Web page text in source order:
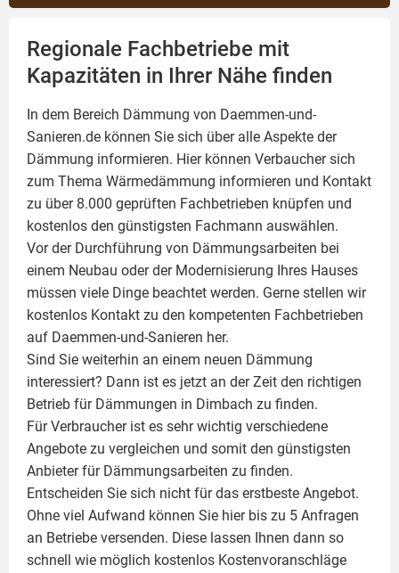
Regionale Fachbetriebe mit
Kapazitäten in Ihrer Nähe finden
In dem Bereich Dämmung von Daemmen-und-
Sanieren.de können Sie sich über alle Aspekte der
Dämmung informieren. Hier können Verbaucher sich
zum Thema Wärmedämmung informieren und Kontakt
zu über 8.000 geprüften Fachbetrieben knüpfen und
kostenlos den günstigsten Fachmann auswählen.
Vor der Durchführung von Dämmungsarbeiten bei
einem Neubau oder der Modernisierung Ihres Hauses
müssen viele Dinge beachtet werden. Gerne stellen wir
kostenlos Kontakt zu den kompetenten Fachbetrieben
auf Daemmen-und-Sanieren her.
Sind Sie weiterhin an einem neuen Dämmung
interessiert? Dann ist es jetzt an der Zeit den richtigen
Betrieb für Dämmungen in Dimbach zu finden.
Für Verbraucher ist es sehr wichtig verschiedene
Angebote zu vergleichen und somit den günstigsten
Anbieter für Dämmungsarbeiten zu finden.
Entscheiden Sie sich nicht für das erstbeste Angebot.
Ohne viel Aufwand können Sie hier bis zu 5 Anfragen
an Betriebe versenden. Diese lassen Ihnen dann so
schnell wie möglich kostenlos Kostenvoranschläge